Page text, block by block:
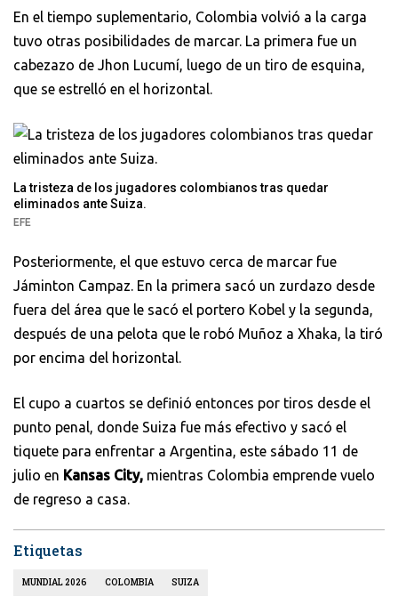
En el tiempo suplementario, Colombia volvió a la carga
tuvo otras posibilidades de marcar. La primera fue un
cabezazo de Jhon Lucumí, luego de un tiro de esquina,
que se estrelló en el horizontal.
La tristeza de los jugadores colombianos tras quedar
eliminados ante Suiza.
EFE
Posteriormente, el que estuvo cerca de marcar fue
Jáminton Campaz. En la primera sacó un zurdazo desde
fuera del área que le sacó el portero Kobel y la segunda,
después de una pelota que le robó Muñoz a Xhaka, la tiró
por encima del horizontal.
El cupo a cuartos se definió entonces por tiros desde el
punto penal, donde Suiza fue más efectivo y sacó el
tiquete para enfrentar a Argentina, este sábado 11 de
julio en Kansas City, mientras Colombia emprende vuelo
de regreso a casa.
Etiquetas
MUNDIAL 2026 COLOMBIA SUIZA